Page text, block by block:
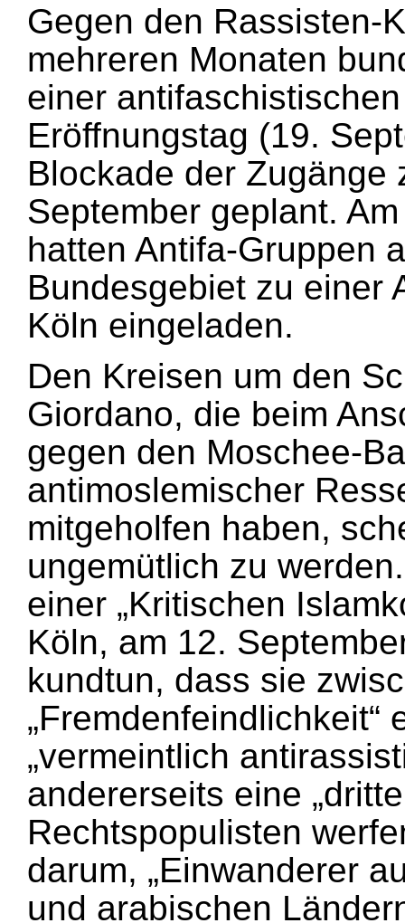
Gegen den Rassisten-
mehreren Monaten
einer
Eröffnungstag (19.
Blockade der Zugänge
September geplant.
hatten Antifa-Gruppen
Bundesgebiet zu einer
Köln eingeladen.
Den Kreisen um den
Giordano, die beim
gegen den Moschee-
antimoslemischer
mitgeholfen haben,
ungemütlich zu
einer „Kritischen
Köln, am 12.
kundtun, dass sie
„Fremdenfeindlichkeit“
„vermeintlich
andererseits eine
Rechtspopulisten
darum, „Einwanderer
und arabischen